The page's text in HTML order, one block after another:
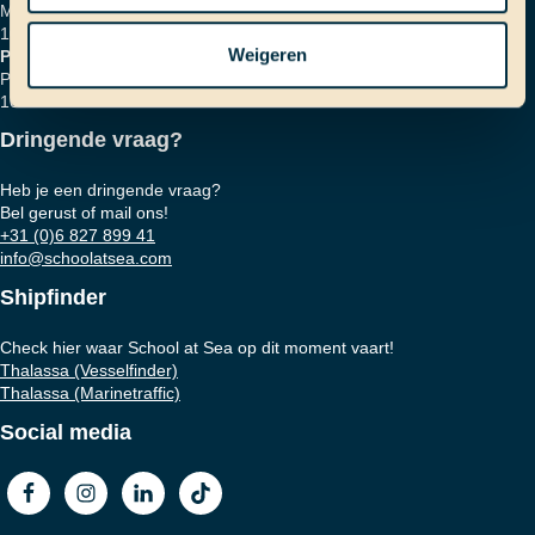
Weigeren
Marinierskade 59
1018 HZ Amsterdam
Postadres
Postbus 16664
1001 RD Amsterdam
Dringende vraag?
Heb je een dringende vraag?
Bel gerust of mail ons!
+31 (0)6 827 899 41
info@schoolatsea.com
Shipfinder
Check hier waar School at Sea op dit moment vaart!
Thalassa (Vesselfinder)
Thalassa (Marinetraffic)
Social media